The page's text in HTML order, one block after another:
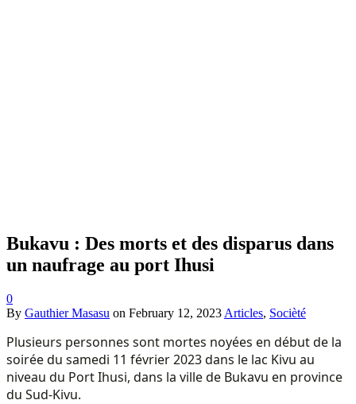
Bukavu : Des morts et des disparus dans
un naufrage au port Ihusi
0
By Gauthier Masasu on February 12, 2023 Articles, Socièté
Plusieurs personnes sont mortes noyées en début de la
soirée du samedi 11 février 2023 dans le lac Kivu au
niveau du Port Ihusi, dans la ville de Bukavu en province
du Sud-Kivu.